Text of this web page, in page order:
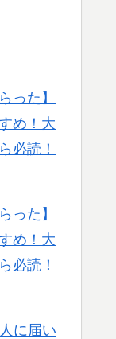
った】
め！大
必読！
った】
め！大
必読！
に届い